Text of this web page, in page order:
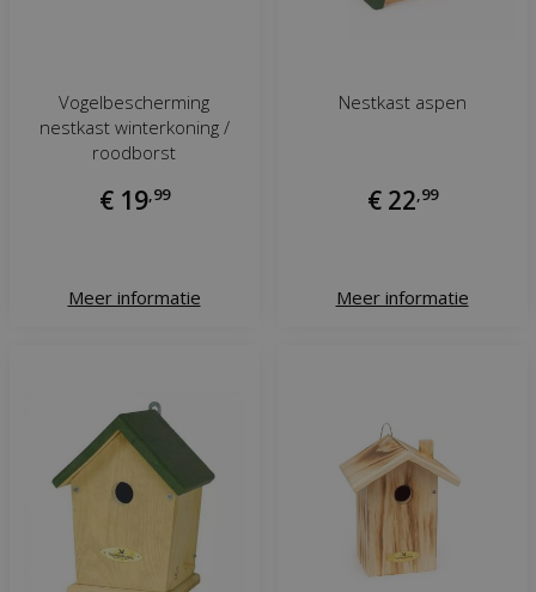
Vogelbescherming
nestkast winterkoning /
roodborst
€ 19, 99
Meer informatie
Nestkast aspen
€ 22 99
Meer informatie